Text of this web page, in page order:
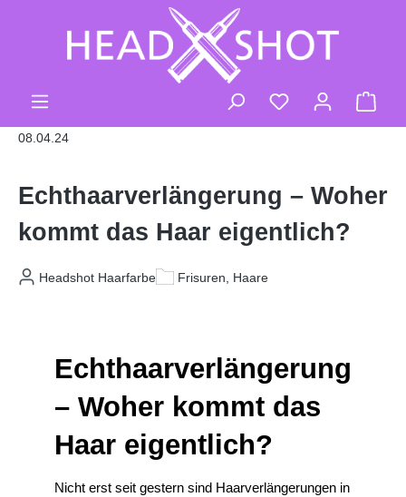
Zum Hauptinhalt springen
Du hast 0
08.04.24
Echthaarverlängerung – Woher
kommt das Haar eigentlich?
Headshot Haarfarbe Frisuren, Haare
Echthaarverlängerung
– Woher kommt das
Haar eigentlich?
Nicht erst seit gestern sind Haarverlängerungen in